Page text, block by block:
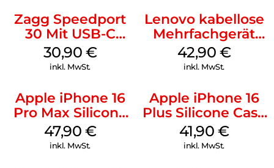
Zagg Speedport
30 Mit USB-C
Kabel Weiß
30,90 €
inkl. MwSt.
Lenovo kabellose
Mehrfachgerät
Luna Grey
42,90 €
inkl. MwSt.
Apple iPhone 16
Pro Max Silicone
Case MagSafe
Black
47,90 €
inkl. MwSt.
Apple iPhone 16
Plus Silicone Case
MagSafe Stone
Gray
41,90 €
inkl. MwSt.